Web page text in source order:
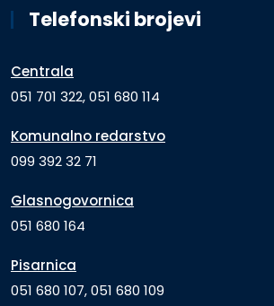
Telefonski brojevi
Centrala
051 701 322, 051 680 114
Komunalno redarstvo
099 392 32 71
Glasnogovornica
051 680 164
Pisarnica
051 680 107, 051 680 109